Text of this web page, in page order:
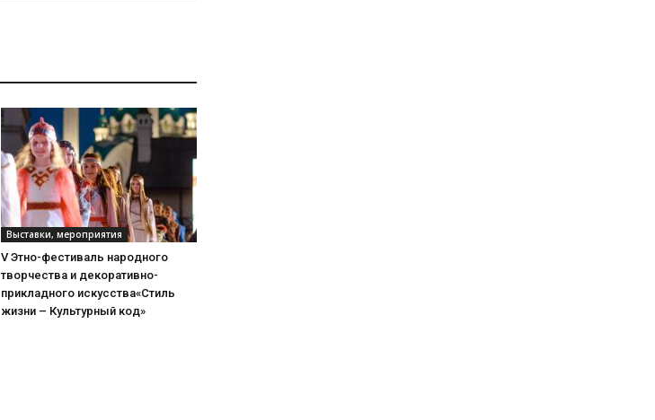
Выставки, мероприятия
V Этно-фестиваль народного
творчества и декоративно-
прикладного искусства«Стиль
жизни – Культурный код»